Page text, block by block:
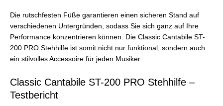
Die rutschfesten Füße garantieren einen sicheren Stand auf
verschiedenen Untergründen, sodass Sie sich ganz auf Ihre
Performance konzentrieren können. Die Classic Cantabile ST-
200 PRO Stehhilfe ist somit nicht nur funktional, sondern auch
ein stilvolles Accessoire für jeden Musiker.
Classic Cantabile ST-200 PRO Stehhilfe –
Testbericht